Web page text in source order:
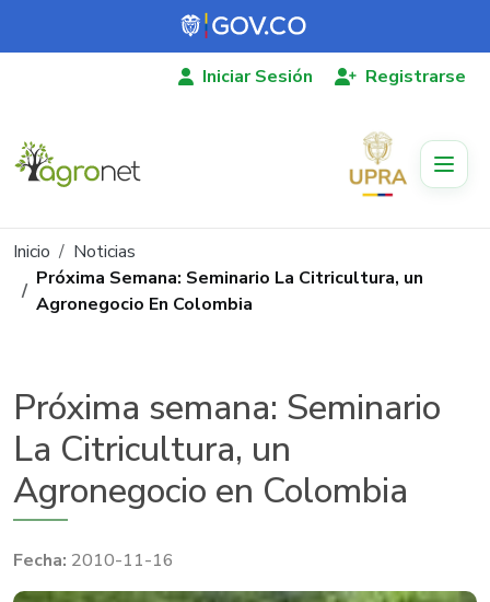
Pasar al contenido principal
Iniciar Sesión Registrarse
Ruta de navegación
Inicio
Noticias
Próxima Semana: Seminario La Citricultura, un
Agronegocio En Colombia
Próxima semana: Seminario
La Citricultura, un
Agronegocio en Colombia
2010-11-16